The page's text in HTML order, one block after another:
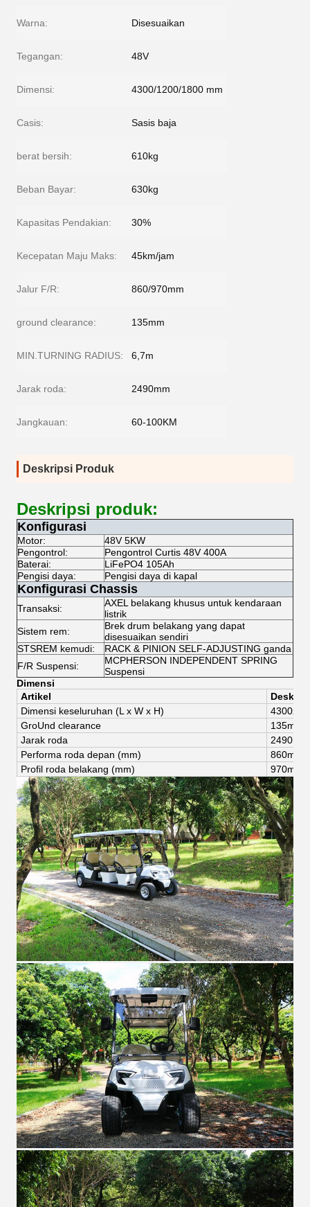
Warna: Disesuaikan
Tegangan: 48V
Dimensi: 4300/1200/1800 mm
Casis: Sasis baja
berat bersih: 610kg
Beban Bayar: 630kg
Kapasitas Pendakian: 30%
Kecepatan Maju Maks: 45km/jam
Jalur F/R: 860/970mm
ground clearance: 135mm
MIN.TURNING RADIUS: 6,7m
Jarak roda: 2490mm
Jangkauan: 60-100KM
Deskripsi Produk
Deskripsi produk:
Konfigurasi
Motor:
48V 5KW
Pengontrol:
Pengontrol Curtis 48V 400A
Baterai:
LiFePO4 105Ah
Pengisi daya:
Pengisi daya di kapal
Konfigurasi Chassis
Transaksi:
AXEL belakang khusus untuk kendaraan
listrik
Sistem rem:
Brek drum belakang yang dapat
disesuaikan sendiri
STSREM kemudi:
RACK & PINION SELF-ADJUSTING ganda
F/R Suspensi:
MCPHERSON INDEPENDENT SPRING
Suspensi
Dimensi
Artikel
Dimensi keseluruhan (L x W x H) 4300x
GroUnd clearance
135mm
Jarak roda
2490mm
Performa roda depan (mm)
860mm
Profil roda belakang (mm)
970mm